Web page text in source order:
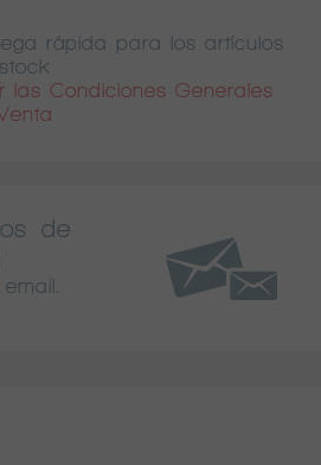
rápida para los artículos
las Condiciones Generales
de